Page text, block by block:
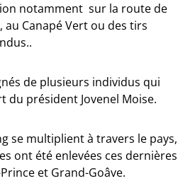
notamment sur la route de
au Canapé Vert ou des tirs
de plusieurs individus qui
du président Jovenel Moise.
se multiplient à travers le pays,
ont été enlevées ces dernières
et Grand-Goâve.